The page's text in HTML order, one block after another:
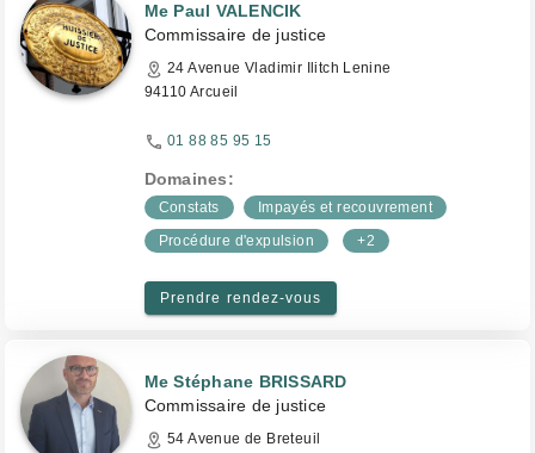
Me Paul VALENCIK
Commissaire de justice
24 Avenue Vladimir Ilitch Lenine
94110 Arcueil
01 88 85 95 15
Domaines:
Constats
Impayés et recouvrement
Procédure d'expulsion
+2
Prendre rendez-vous
Me Stéphane BRISSARD
Commissaire de justice
54 Avenue de Breteuil